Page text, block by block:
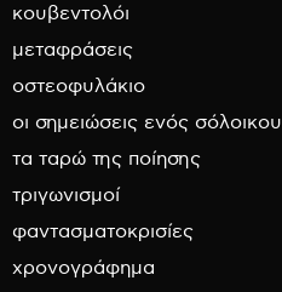
κουβεντολόι
μεταφράσεις
οστεοφυλάκιο
οι σημειώσεις ενός σόλοικου
τα ταρώ της ποίησης
τριγωνισμοί
φαντασματοκρισίες
χρονογράφημα